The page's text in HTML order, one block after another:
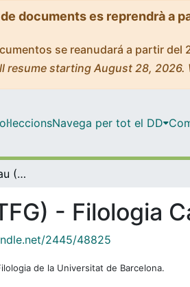
documents es reprendrà a
se reanudará a partir
starting August 28, 2026.
Navega per tot el DD
Treballs Finals de Grau (TFG) - Filologia Catalana
- Filologia
2445/48825
de la Universitat de Barcelona.